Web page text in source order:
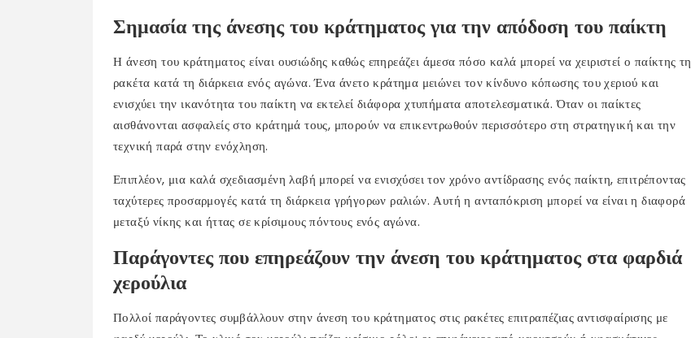
Σημασία της άνεσης του κράτηματος για την απόδοση του παίκτη
Η άνεση του κράτηματος είναι ουσιώδης καθώς επηρεάζει άμεσα πόσο καλά μπορεί να χειριστεί ο παίκτης τη
ρακέτα κατά τη διάρκεια ενός αγώνα. Ένα άνετο κράτημα μειώνει τον κίνδυνο κόπωσης του χεριού και
ενισχύει την ικανότητα του παίκτη να εκτελεί διάφορα χτυπήματα αποτελεσματικά. Όταν οι παίκτες
αισθάνονται ασφαλείς στο κράτημά τους, μπορούν να επικεντρωθούν περισσότερο στη στρατηγική και την
τεχνική παρά στην ενόχληση.
Επιπλέον, μια καλά σχεδιασμένη λαβή μπορεί να ενισχύσει τον χρόνο αντίδρασης ενός παίκτη, επιτρέποντας
ταχύτερες προσαρμογές κατά τη διάρκεια γρήγορων ραλιών. Αυτή η ανταπόκριση μπορεί να είναι η διαφορά
μεταξύ νίκης και ήττας σε κρίσιμους πόντους ενός αγώνα.
Παράγοντες που επηρεάζουν την άνεση του κράτηματος στα φαρδιά
χερούλια
Πολλοί παράγοντες συμβάλλουν στην άνεση του κράτηματος στις ρακέτες επιτραπέζιας αντισφαίρισης με